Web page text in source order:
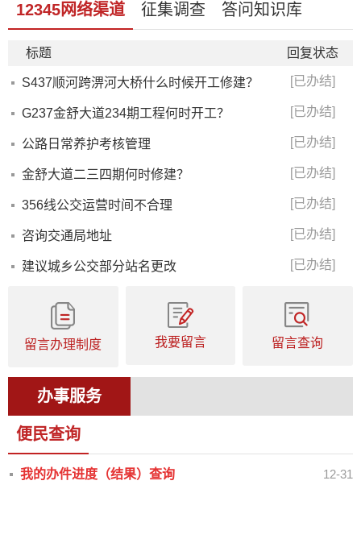
12345网络渠道 征集调查 答问知识库
标题 回复状态
S437顺河跨淠河大桥什么时候开工修建？ [已办结]
G237金舒大道234期工程何时开工？ [已办结]
公路日常养护考核管理 [已办结]
金舒大道二三四期何时修建？ [已办结]
356线公交运营时间不合理 [已办结]
咨询交通局地址 [已办结]
建议城乡公交部分站名更改 [已办结]
留言办理制度 我要留言 留言查询
办事服务
便民查询
我的办件进度（结果）查询 12-31